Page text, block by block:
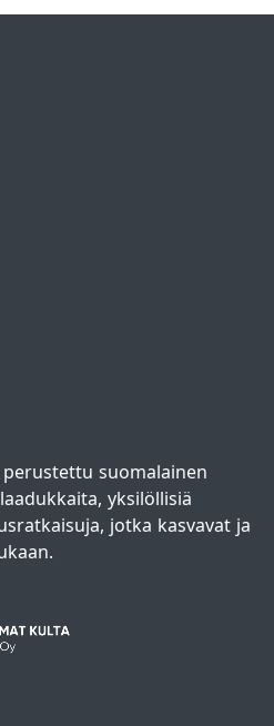
suomalainen
yksilöllisiä
jotka kasvavat ja